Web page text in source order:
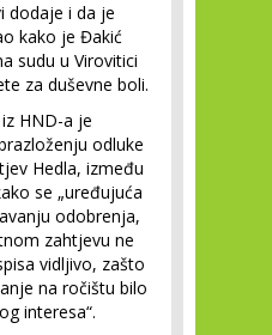
dodaje i da je
kako je Đakić
sudu u Virovitici
za duševne boli.
HND-a je
odluke
Hedla, između
se „uređujuća
odobrenja,
zahtjevu ne
vidljivo, zašto
na ročištu bilo
interesa“.